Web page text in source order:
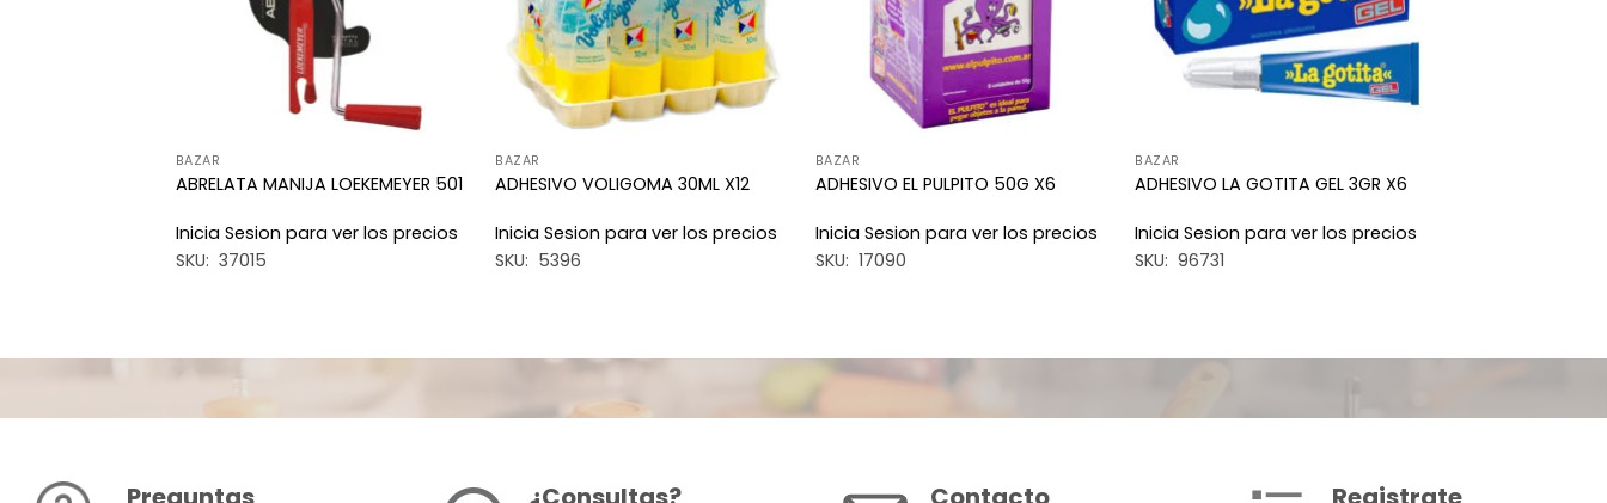
BAZAR
ABRELATA MANIJA LOEKEMEYER 501
Inicia Sesion para ver los precios
SKU: 37015
BAZAR
ADHESIVO VOLIGOMA 30ML X12
Inicia Sesion para ver los precios
SKU: 5396
BAZAR
ADHESIVO EL PULPITO 50G X6
Inicia Sesion para ver los precios
SKU: 17090
BAZAR
ADHESIVO LA GOTITA GEL 3GR X6
Inicia Sesion para ver los precios
SKU: 96731